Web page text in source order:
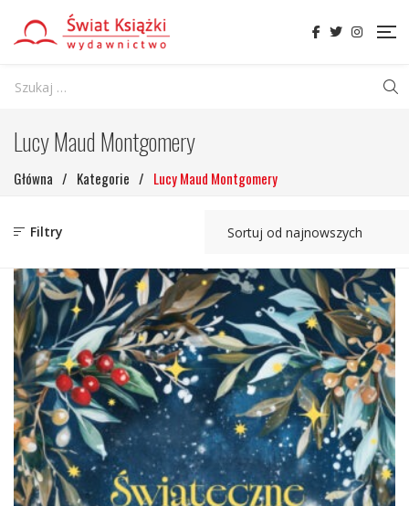
Lucy Maud Montgomery
Główna / Kategorie / Lucy Maud Montgomery
Filtry